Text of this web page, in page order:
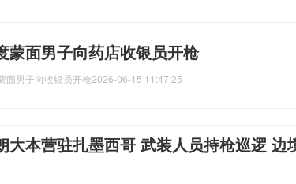
蒙面男子向药店收银员开枪
面男子向收银员开枪2026-06-15 11:47:25
大本营驻扎墨西哥 武装人员持枪巡逻 边